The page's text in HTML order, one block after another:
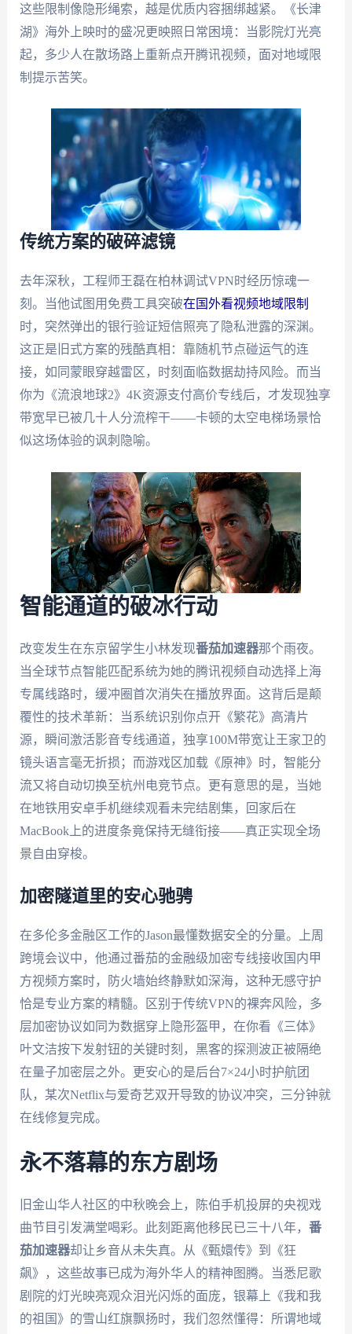
这些限制像隐形绳索，越是优质内容捆绑越紧。《长津
湖》海外上映时的盛况更映照日常困境：当影院灯光亮
起，多少人在散场路上重新点开腾讯视频，面对地域限
制提示苦笑。
传统方案的破碎滤镜
去年深秋，工程师王磊在柏林调试VPN时经历惊魂一
刻。当他试图用免费工具突破在国外看视频地域限制
时，突然弹出的银行验证短信照亮了隐私泄露的深渊。
这正是旧式方案的残酷真相：靠随机节点碰运气的连
接，如同蒙眼穿越雷区，时刻面临数据劫持风险。而当
你为《流浪地球2》4K资源支付高价专线后，才发现独享
带宽早已被几十人分流榨干——卡顿的太空电梯场景恰
似这场体验的讽刺隐喻。
智能通道的破冰行动
改变发生在东京留学生小林发现番茄加速器那个雨夜。
当全球节点智能匹配系统为她的腾讯视频自动选择上海
专属线路时，缓冲圈首次消失在播放界面。这背后是颠
覆性的技术革新：当系统识别你点开《繁花》高清片
源，瞬间激活影音专线通道，独享100M带宽让王家卫的
镜头语言毫无折损；而游戏区加载《原神》时，智能分
流又将自动切换至杭州电竞节点。更有意思的是，当她
在地铁用安卓手机继续观看未完结剧集，回家后在
MacBook上的进度条竟保持无缝衔接——真正实现全场
景自由穿梭。
加密隧道里的安心驰骋
在多伦多金融区工作的Jason最懂数据安全的分量。上周
跨境会议中，他通过番茄的金融级加密专线接收国内甲
方视频方案时，防火墙始终静默如深海，这种无感守护
恰是专业方案的精髓。区别于传统VPN的裸奔风险，多
层加密协议如同为数据穿上隐形盔甲，在你看《三体》
叶文洁按下发射钮的关键时刻，黑客的探测波正被隔绝
在量子加密层之外。更安心的是后台7×24小时护航团
队，某次Netflix与爱奇艺双开导致的协议冲突，三分钟就
在线修复完成。
永不落幕的东方剧场
旧金山华人社区的中秋晚会上，陈伯手机投屏的央视戏
曲节目引发满堂喝彩。此刻距离他移民已三十八年， 番
茄加速器却让乡音从未失真。从《甄嬛传》到《狂
飙》，这些故事已成为海外华人的精神图腾。当悉尼歌
剧院的灯光映亮观众泪光闪烁的面庞，银幕上《我和我
的祖国》的雪山红旗飘扬时，我们忽然懂得：所谓地域